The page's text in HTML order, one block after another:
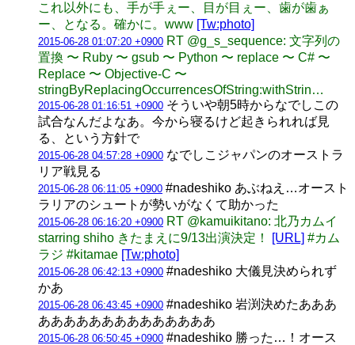
これ以外にも、手が手ぇー、目が目ぇー、歯が歯ぁ
ー、となる。確かに。www [Tw:photo]
2015-06-28 01:07:20 +0900 RT @g_s_sequence: 文字列の
置換 〜 Ruby 〜 gsub 〜 Python 〜 replace 〜 C# 〜
Replace 〜 Objective-C 〜
stringByReplacingOccurrencesOfString:withStrin…
2015-06-28 01:16:51 +0900 そういや朝5時からなでしこの
試合なんだよなあ。今から寝るけど起きられれば見
る、という方針で
2015-06-28 04:57:28 +0900 なでしこジャパンのオーストラ
リア戦見る
2015-06-28 06:11:05 +0900 #nadeshiko あぶねえ…オースト
ラリアのシュートが勢いがなくて助かった
2015-06-28 06:16:20 +0900 RT @kamuikitano: 北乃カムイ
starring shiho きたまえに9/13出演決定！
[URL] #カム
ラジ #kitamae [Tw:photo]
2015-06-28 06:42:13 +0900 #nadeshiko 大儀見決められず
かあ
2015-06-28 06:43:45 +0900 #nadeshiko 岩渕決めたあああ
ああああああああああああああ
2015-06-28 06:50:45 +0900 #nadeshiko 勝った…！オース